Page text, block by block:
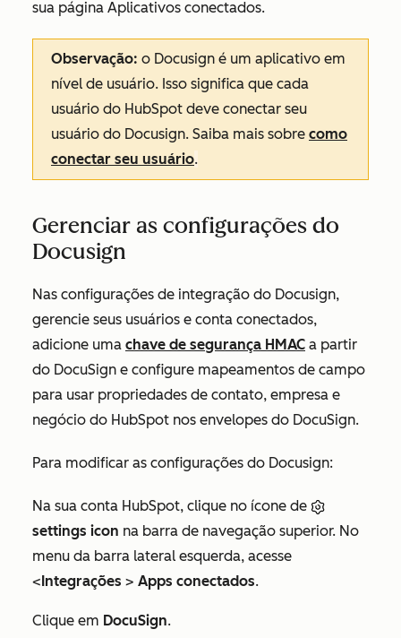
sua página Aplicativos conectados.
Observação: o Docusign é um aplicativo em
nível de usuário. Isso significa que cada
usuário do HubSpot deve conectar seu
usuário do Docusign. Saiba mais sobre como
conectar seu usuário.
Gerenciar as configurações do
Docusign
Nas configurações de integração do Docusign,
gerencie seus usuários e conta conectados,
adicione uma chave de segurança HMAC a partir
do DocuSign e configure mapeamentos de campo
para usar propriedades de contato, empresa e
negócio do HubSpot nos envelopes do DocuSign.
Para modificar as configurações do Docusign:
Na sua conta HubSpot, clique no ícone de
settings icon na barra de navegação superior. No
menu da barra lateral esquerda, acesse
<Integrações > Apps conectados.
Clique em DocuSign.